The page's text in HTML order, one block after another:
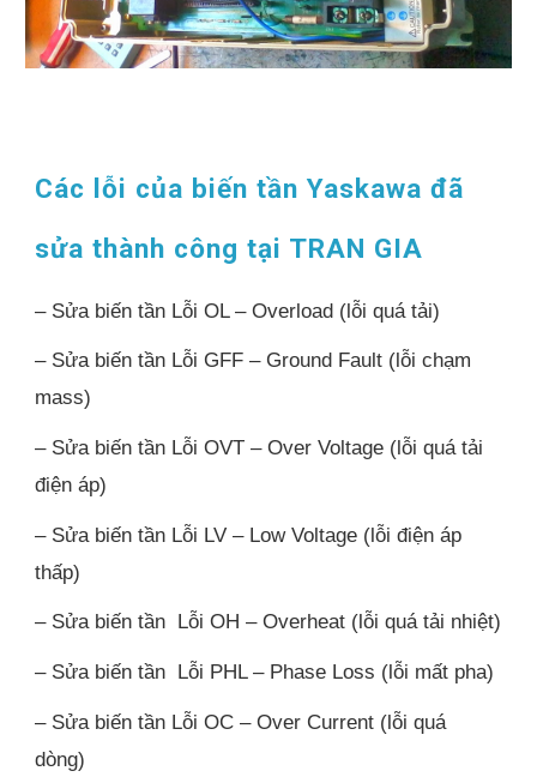
Các lỗi của biến tần Yaskawa đã
sửa thành công tại TRAN GIA
– Sửa biến tần Lỗi OL – Overload (lỗi quá tải)
– Sửa biến tần Lỗi GFF – Ground Fault (lỗi chạm
mass)
– Sửa biến tần Lỗi OVT – Over Voltage (lỗi quá tải
điện áp)
– Sửa biến tần Lỗi LV – Low Voltage (lỗi điện áp
thấp)
– Sửa biến tần Lỗi OH – Overheat (lỗi quá tải nhiệt)
– Sửa biến tần Lỗi PHL – Phase Loss (lỗi mất pha)
– Sửa biến tần Lỗi OC – Over Current (lỗi quá
dòng)